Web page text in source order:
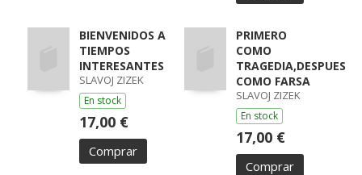
BIENVENIDOS A
TIEMPOS
INTERESANTES
SLAVOJ ZIZEK
En stock
17,00 €
Comprar
PRIMERO
COMO
TRAGEDIA,DESPUES
COMO FARSA
SLAVOJ ZIZEK
En stock
17,00 €
Comprar